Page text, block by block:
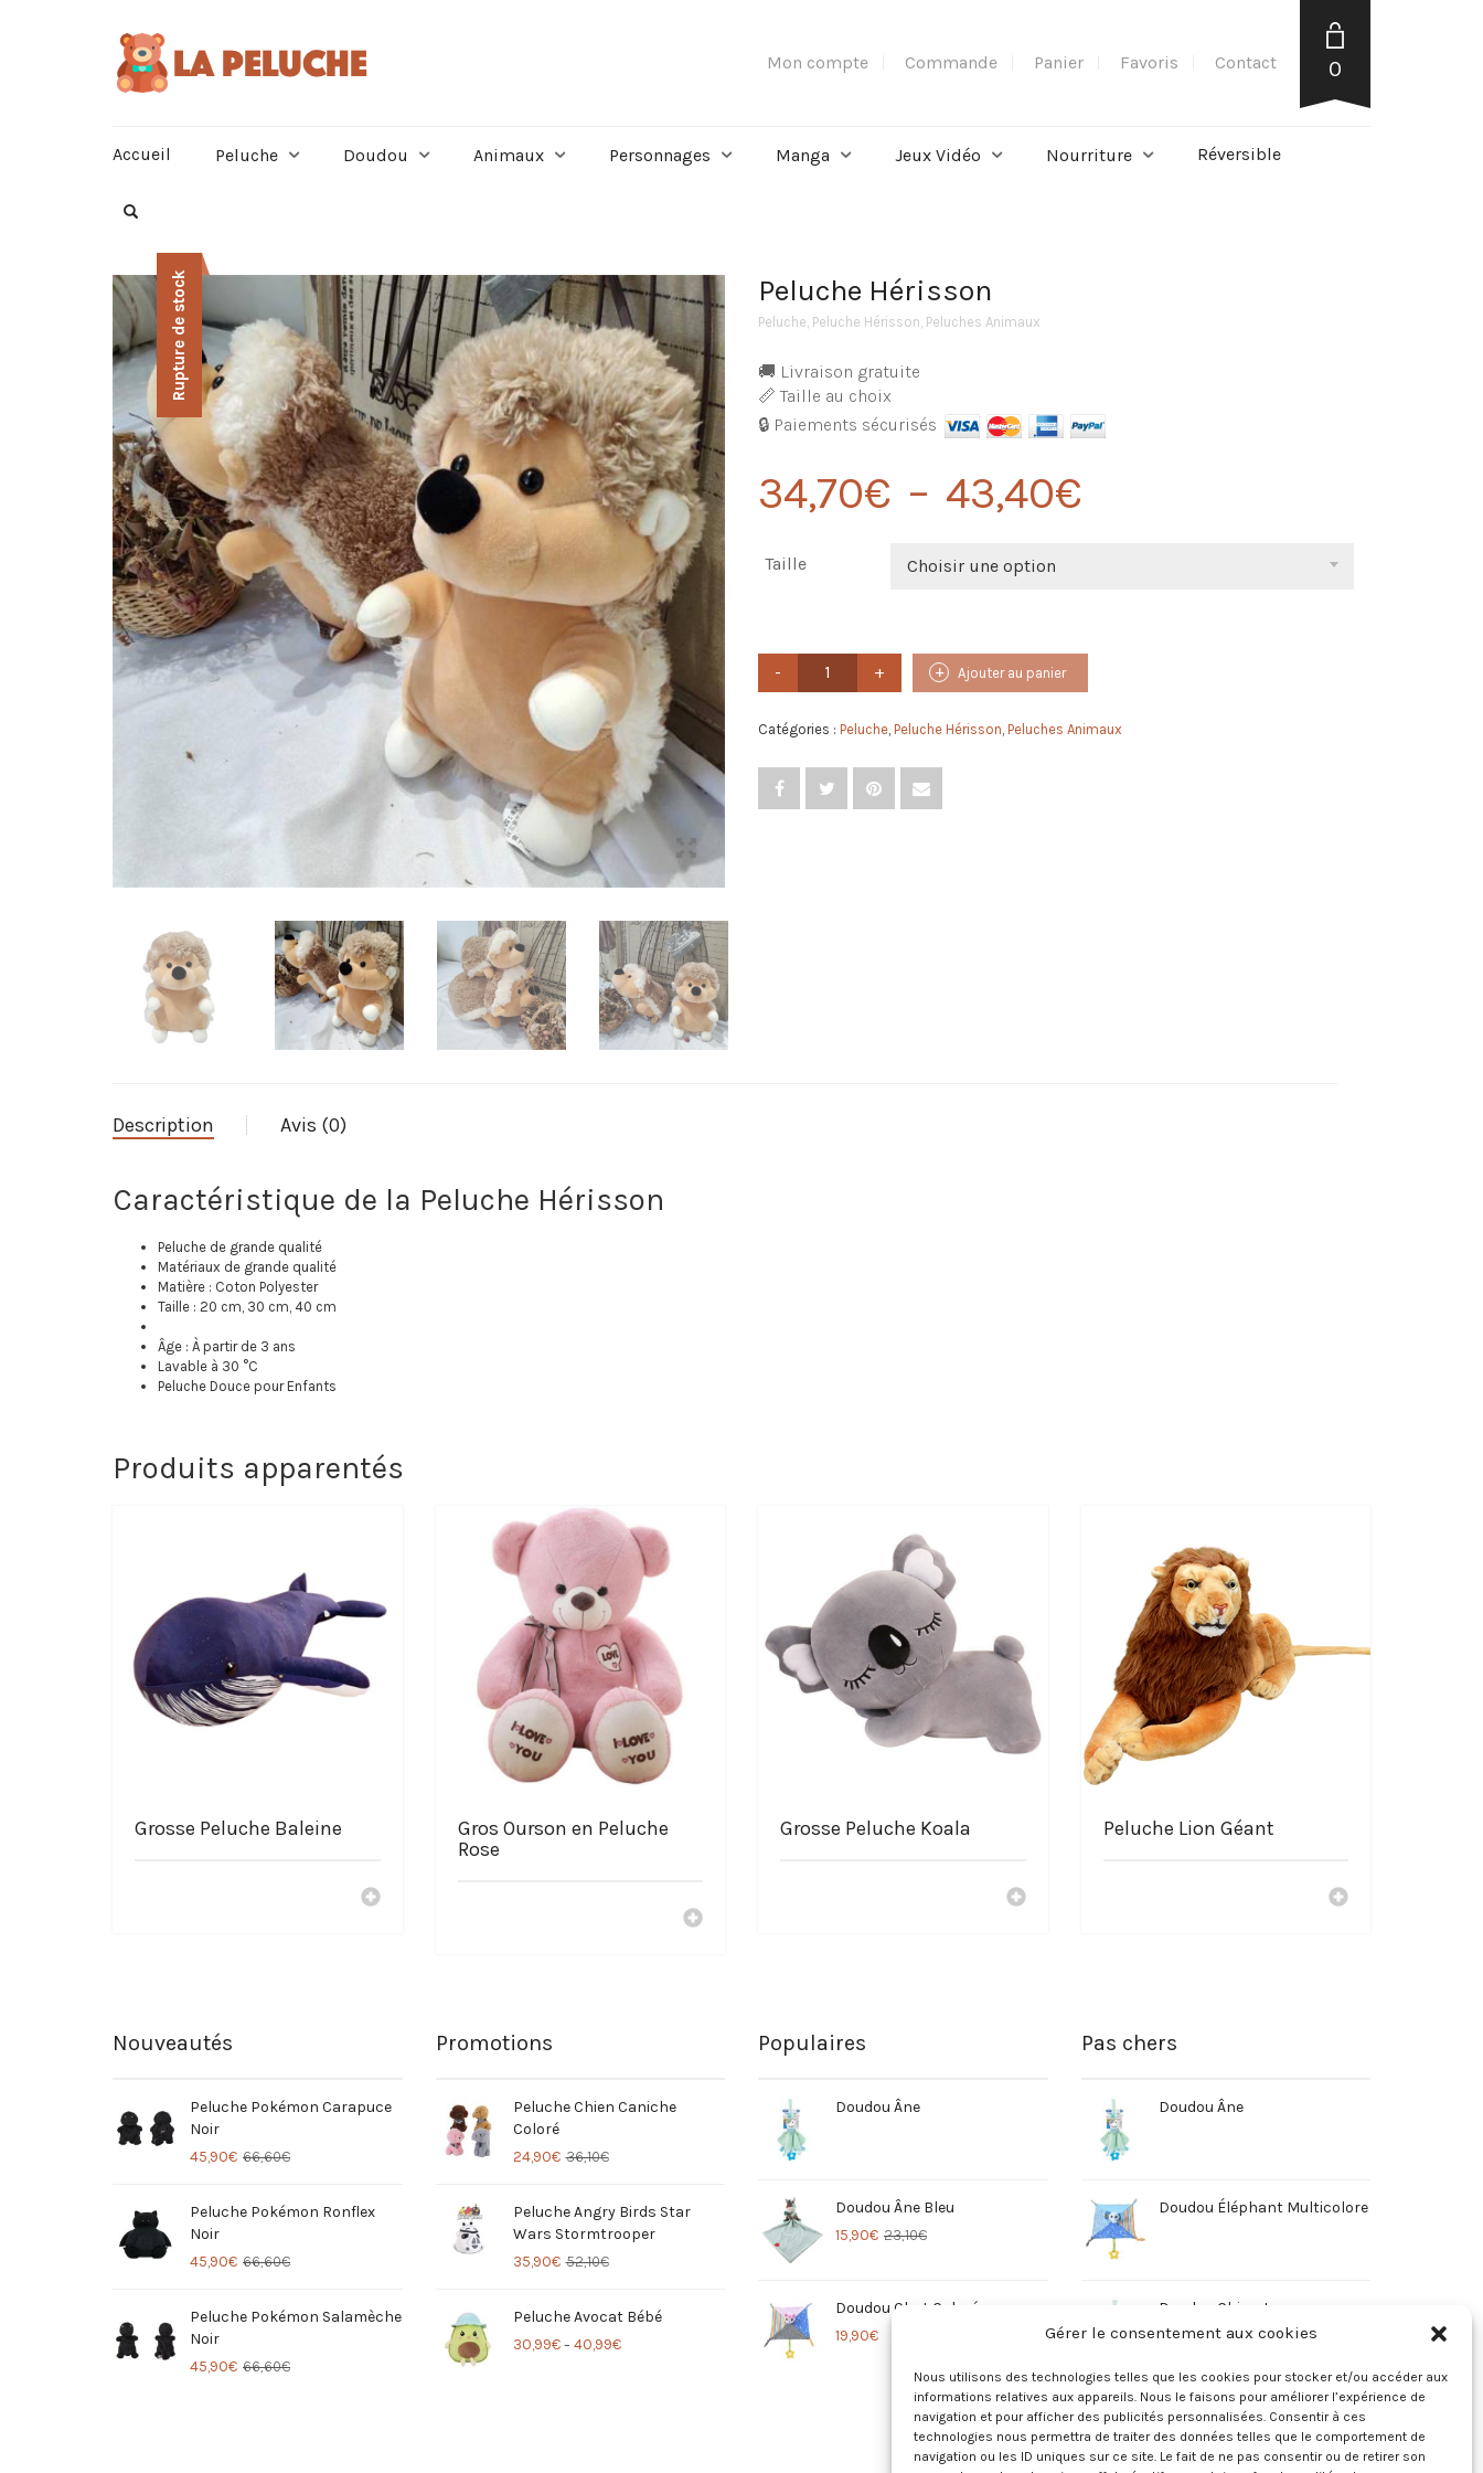
Gérer le consentement aux cookies
Nous utilisons des technologies telles que les cookies pour stocker et/ou accéder aux
informations relatives aux appareils. Nous le faisons pour améliorer l’expérience de
navigation et pour afficher des publicités personnalisées. Consentir à ces
technologies nous permettra de traiter des données telles que le comportement de
navigation ou les ID uniques sur ce site. Le fait de ne pas consentir ou de retirer son
Mon compte Commande Panier Favoris Contact 0
Accueil Peluche Doudou Animaux Personnages Manga Jeux Vidéo Nourriture Réversible
Rupture de stock Peluche Hérisson
Peluche Peluche Hérisson Peluches Animaux
🚚 Livraison gratuite
📏 Taille au choix
🔒 Paiements sécurisés
34,70€ – 43,40€
Taille Choisir une option
Hérisson
Ajouter au panier
Catégories : Peluche Peluche Hérisson Peluches Animaux
Description Avis (0)
Caractéristique de la Peluche Hérisson
Peluche de grande qualité
Matériaux de grande qualité
Matière : Coton Polyester
Taille : 20 cm, 30 cm, 40 cm
Âge : À partir de 3 ans
Lavable à 30 °C
Peluche Douce pour Enfants
Produits apparentés
Grosse Peluche Baleine
Gros Ourson en Peluche
Rose
Grosse Peluche Koala Peluche Lion Géant
Nouveautés
Peluche Pokémon Carapuce
Noir
66,60€
45,90€
Peluche Pokémon Ronflex
Noir
66,60€
45,90€
Peluche Pokémon Salamèche
Noir
66,60€
45,90€
Promotions
Peluche Chien Caniche
Coloré
36,10€
24,90€
Peluche Angry Birds Star
Wars Stormtrooper
52,10€
35,90€
Peluche Avocat Bébé
30,99€– 40,99€
Populaires
Doudou Âne
Doudou Âne Bleu
23,10€
15,90€
Doudou Chat Coloré
19,90€
Pas chers
Doudou Âne
Doudou Éléphant Multicolore
Doudou Chien Jaune